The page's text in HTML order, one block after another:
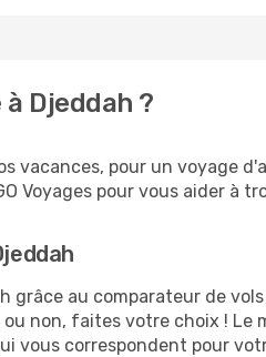
Djeddah ?
vacances, pour un voyage
Voyages pour vous aider à
au comparateur de
non, faites votre choix ! Le
vous correspondent pour